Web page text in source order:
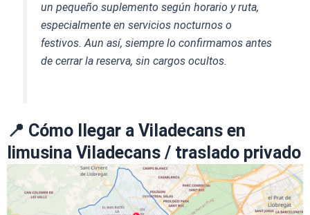
un pequeño suplemento según horario y ruta,
especialmente en servicios nocturnos o
festivos. Aun así, siempre lo confirmamos antes
de cerrar la reserva, sin cargos ocultos.
📍 Cómo llegar a Viladecans en
limusina Viladecans / traslado privado